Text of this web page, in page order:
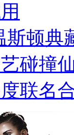
斯顿
碰撞
联名合